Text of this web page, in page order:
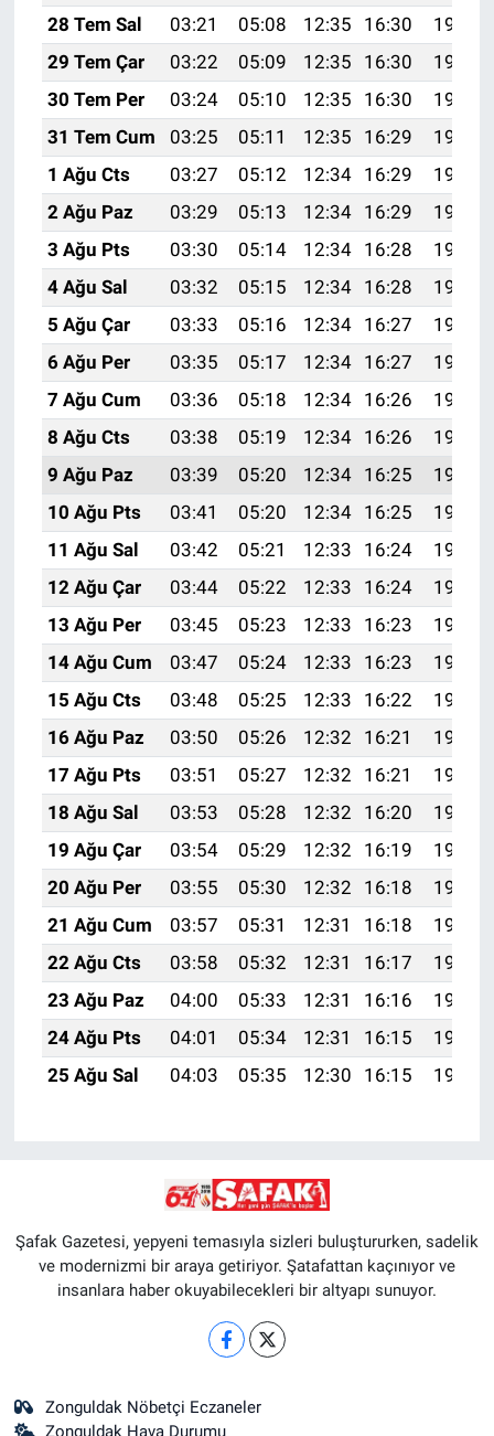
28 Tem Sal
03:21 05:08 12:35 16:30
19:51
29 Tem Çar
03:22 05:09 12:35 16:30
19:50
30 Tem Per
03:24 05:10 12:35 16:30
19:49
31 Tem Cum
03:25 05:11 12:35 16:29
19:48
1 Ağu Cts
03:27 05:12 12:34 16:29
19:47
2 Ağu Paz
03:29 05:13 12:34 16:29
19:46
3 Ağu Pts
03:30 05:14 12:34 16:28
19:45
4 Ağu Sal
03:32 05:15 12:34 16:28
19:44
5 Ağu Çar
03:33 05:16 12:34 16:27
19:43
6 Ağu Per
03:35 05:17 12:34 16:27
19:42
7 Ağu Cum
03:36 05:18 12:34 16:26
19:40
8 Ağu Cts
03:38 05:19 12:34 16:26
19:39
9 Ağu Paz
03:39 05:20 12:34 16:25
19:38
10 Ağu Pts
03:41 05:20 12:34 16:25
19:37
11 Ağu Sal
03:42 05:21 12:33 16:24
19:35
12 Ağu Çar
03:44 05:22 12:33 16:24
19:34
13 Ağu Per
03:45 05:23 12:33 16:23
19:33
14 Ağu Cum
03:47 05:24 12:33 16:23
19:31
15 Ağu Cts
03:48 05:25 12:33 16:22
19:30
16 Ağu Paz
03:50 05:26 12:32 16:21
19:29
17 Ağu Pts
03:51 05:27 12:32 16:21
19:27
18 Ağu Sal
03:53 05:28 12:32 16:20
19:26
19 Ağu Çar
03:54 05:29 12:32 16:19
19:24
20 Ağu Per
03:55 05:30 12:32 16:18
19:23
21 Ağu Cum
03:57 05:31 12:31 16:18
19:21
22 Ağu Cts
03:58 05:32 12:31 16:17
19:20
23 Ağu Paz
04:00 05:33 12:31 16:16
19:18
24 Ağu Pts
04:01 05:34 12:31 16:15
19:17
25 Ağu Sal
04:03 05:35 12:30 16:15 19:15
Şafak Gazetesi, yepyeni temasıyla sizleri buluştururken, sadelik
ve modernizmi bir araya getiriyor. Şatafattan kaçınıyor ve
insanlara haber okuyabilecekleri bir altyapı sunuyor.
Zonguldak Nöbetçi Eczaneler
Zonguldak Hava Durumu